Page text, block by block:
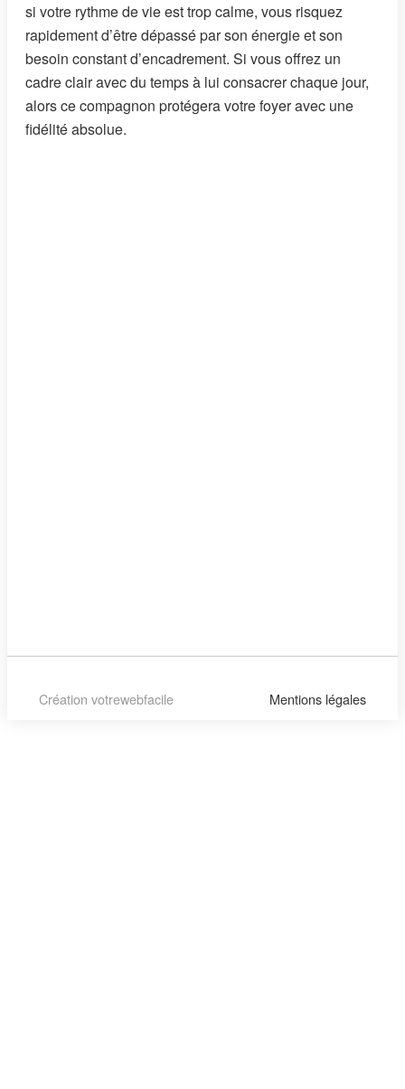
si votre rythme de vie est trop calme, vous risquez
rapidement d’être dépassé par son énergie et son
besoin constant d’encadrement. Si vous offrez un
cadre clair avec du temps à lui consacrer chaque jour,
alors ce compagnon protégera votre foyer avec une
fidélité absolue.
Création votrewebfacile Mentions légales